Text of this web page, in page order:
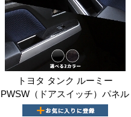
トヨタ タンク ルーミー
PWSW（ドアスイッチ）パネル